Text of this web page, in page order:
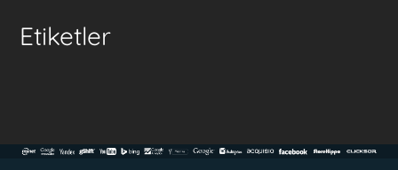
Etiketler